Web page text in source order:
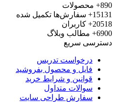
محصولات
سفارش‌ها تکمیل شده
کاربران
مطالب وبلاگ
سریع
درخواست تدریس
فایل و محصول بفروشید
قوانین و شرایط خرید
سوالات متداول
سفارش طراحی سایت